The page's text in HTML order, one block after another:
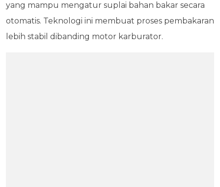
yang mampu mengatur suplai bahan bakar secara
otomatis. Teknologi ini membuat proses pembakaran
lebih stabil dibanding motor karburator.